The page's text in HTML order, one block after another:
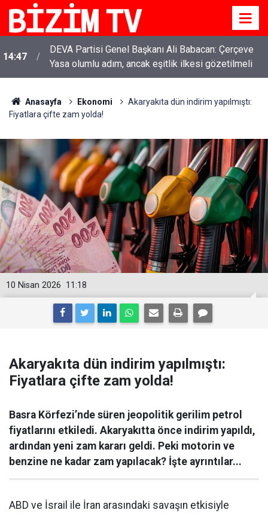
14:47
DEVA Partisi Genel Başkanı Ali Babacan: Çerçeve
Yasa olumlu adım, ancak eşitlik ilkesi gözetilmeli
Anasayfa Ekonomi
Akaryakıta dün indirim yapılmıştı:
Fiyatlara çifte zam yolda!
11:18
10 Nisan 2026
Akaryakıta dün indirim yapılmıştı:
Fiyatlara çifte zam yolda!
Basra Körfezi’nde süren jeopolitik gerilim petrol
fiyatlarını etkiledi. Akaryakıtta önce indirim yapıldı,
ardından yeni zam kararı geldi. Peki motorin ve
benzine ne kadar zam yapılacak? İşte ayrıntılar...
ABD ve İsrail ile İran arasındaki savaşın etkisiyle